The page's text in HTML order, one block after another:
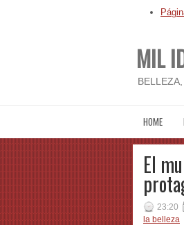
MIL
HOME
El
23:20
la belleza